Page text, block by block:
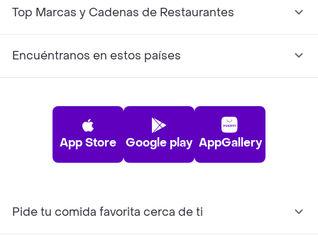
Top Marcas y Cadenas de Restaurantes
Encuéntranos en estos países
App Store Google play AppGallery
Pide tu comida favorita cerca de ti